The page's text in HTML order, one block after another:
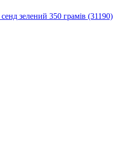
зелений 350 грамів (31190)